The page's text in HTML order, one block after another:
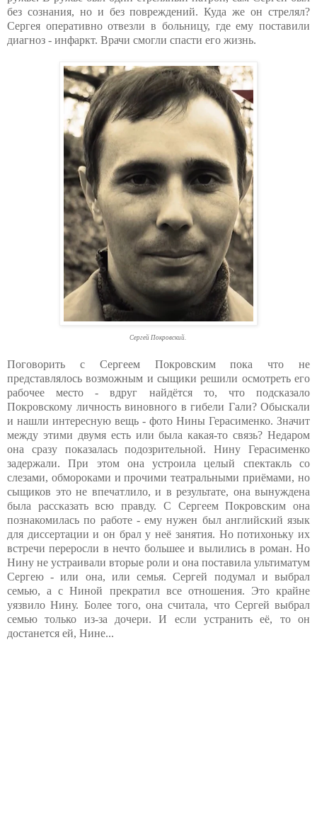
без сознания, но и без повреждений. Куда же он стрелял?
Сергея оперативно отвезли в больницу, где ему поставили
диагноз - инфаркт. Врачи смогли спасти его жизнь.
Сергей Покровский.
Поговорить с Сергеем Покровским пока что не
представлялось возможным и сыщики решили осмотреть его
рабочее место - вдруг найдётся то, что подсказало
Покровскому личность виновного в гибели Гали? Обыскали
и нашли интересную вещь - фото Нины Герасименко. Значит
между этими двумя есть или была какая-то связь? Недаром
она сразу показалась подозрительной. Нину Герасименко
задержали. При этом она устроила целый спектакль со
слезами, обмороками и прочими театральными приёмами, но
сыщиков это не впечатлило, и в результате, она вынуждена
была рассказать всю правду. С Сергеем Покровским она
познакомилась по работе - ему нужен был английский язык
для диссертации и он брал у неё занятия. Но потихоньку их
встречи переросли в нечто большее и вылились в роман. Но
Нину не устраивали вторые роли и она поставила ультиматум
Сергею - или она, или семья. Сергей подумал и выбрал
семью, а с Ниной прекратил все отношения. Это крайне
уязвило Нину. Более того, она считала, что Сергей выбрал
семью только из-за дочери. И если устранить её, то он
достанется ей, Нине...